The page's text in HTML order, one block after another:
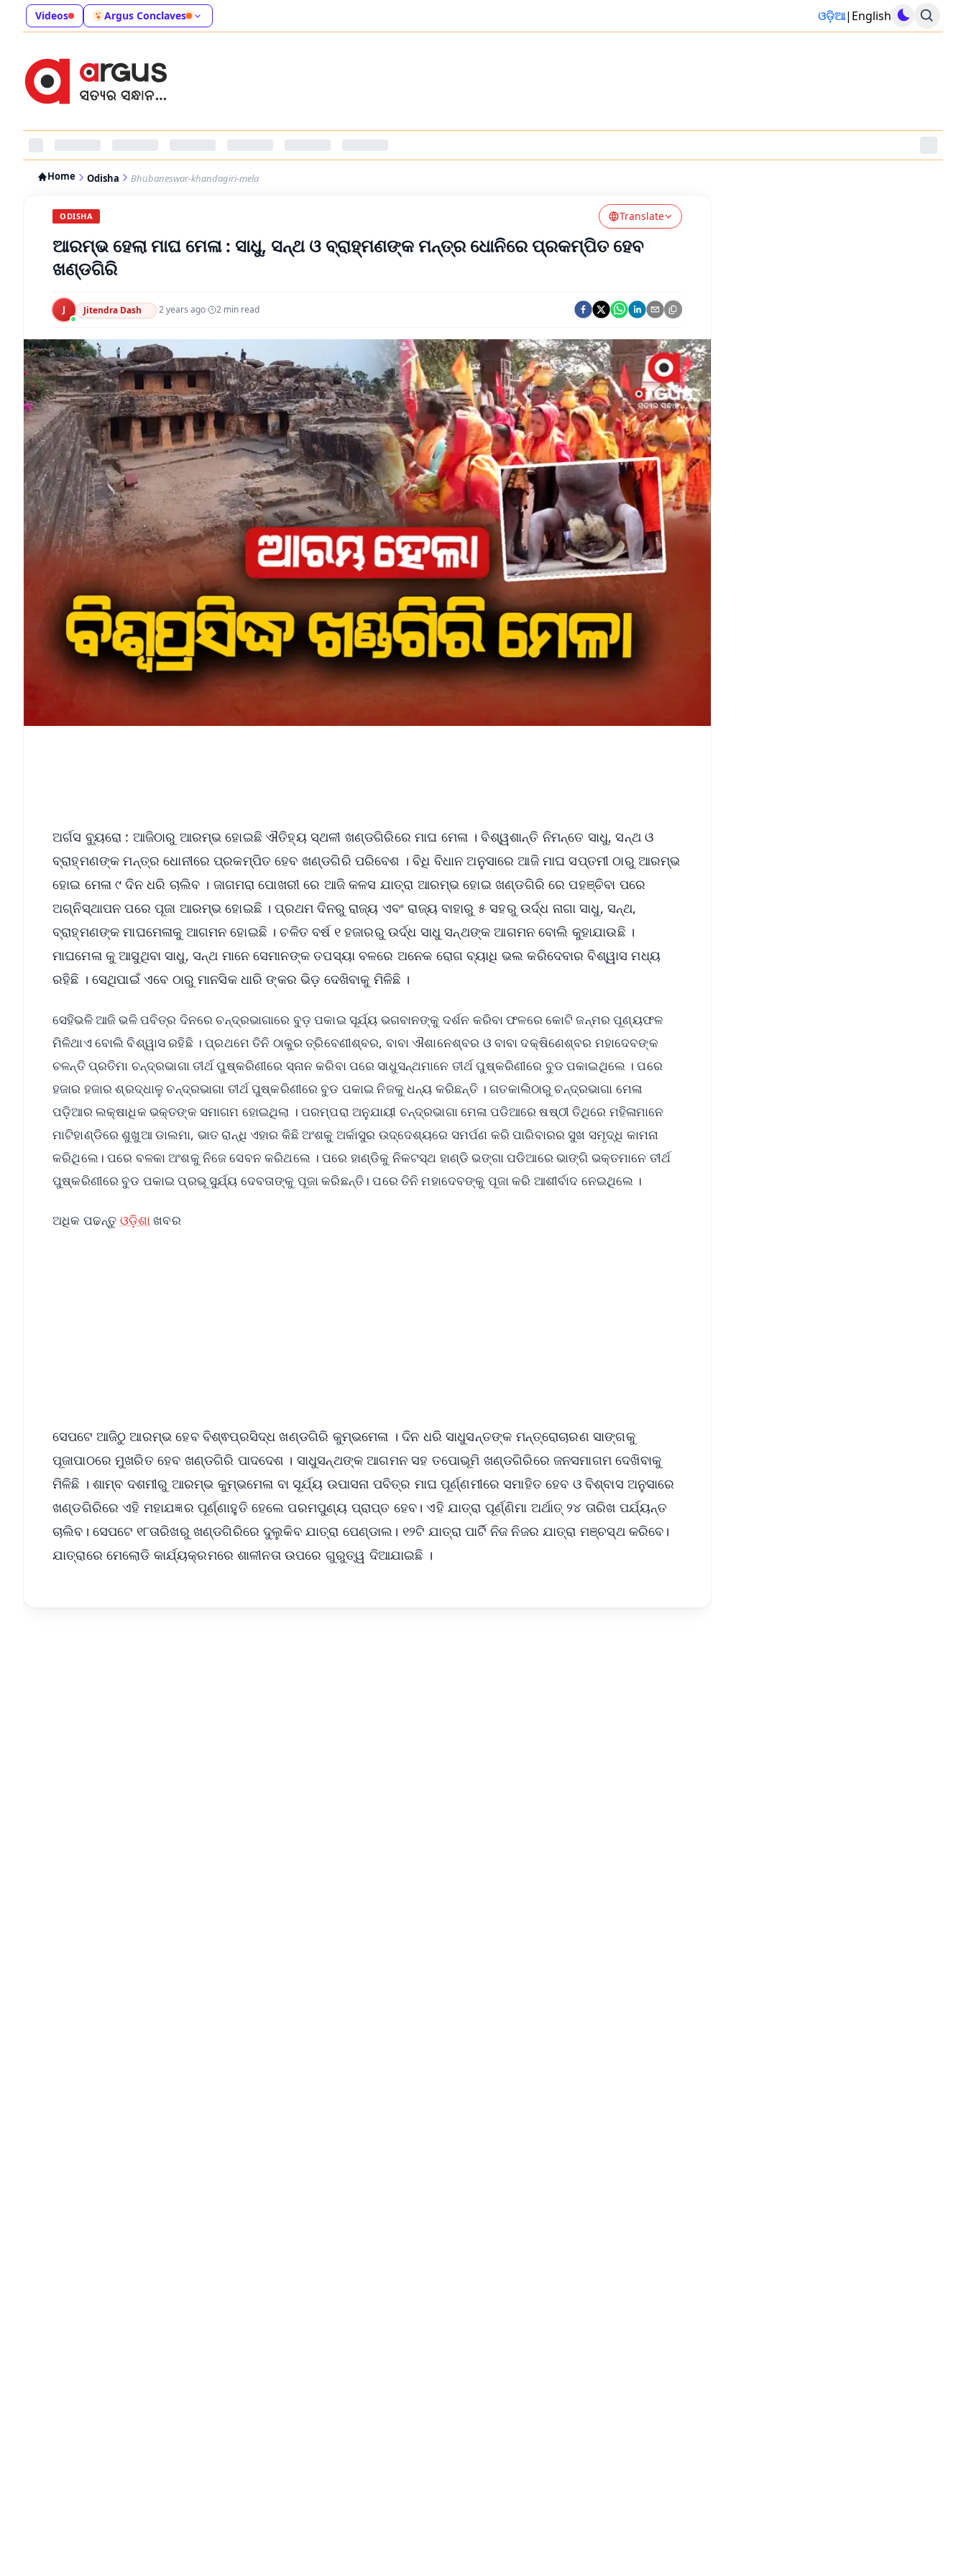
Videos Argus Conclaves ଓଡ଼ିଆ| English
Home Odisha Bhubaneswar-khandagiri-mela
ODISHA Translate
ଆରମ୍ଭ ହେଲା ମାଘ ମେଳା : ସାଧୁ, ସନ୍ଥ ଓ ବ୍ରାହ୍ମଣଙ୍କ ମନ୍ତ୍ର ଧୋନିରେ ପ୍ରକମ୍ପିତ ହେବ
ଖଣ୍ଡଗିରି
J Jitendra Dash ·2 years ago· 2 min read
ଅର୍ଗସ ବ୍ୟୁରୋ : ଆଜିଠାରୁ ଆରମ୍ଭ ହୋଇଛି ଐତିହ୍ୟ ସ୍ଥଳୀ ଖଣ୍ଡଗିରିରେ ମାଘ ମେଳା । ବିଶ୍ୱଶାନ୍ତି ନିମନ୍ତେ ସାଧୁ, ସନ୍ଥ ଓ
ବ୍ରାହ୍ମଣଙ୍କ ମନ୍ତ୍ର ଧୋନୀରେ ପ୍ରକମ୍ପିତ ହେବ ଖଣ୍ଡଗିରି ପରିବେଶ । ବିଧି ବିଧାନ ଅନୁସାରେ ଆଜି ମାଘ ସପ୍ତମୀ ଠାରୁ ଆରମ୍ଭ
ହୋଇ ମେଳା ୯ ଦିନ ଧରି ଚାଲିବ । ଜାଗମରା ପୋଖରୀ ରେ ଆଜି କଳସ ଯାତ୍ରା ଆରମ୍ଭ ହୋଇ ଖଣ୍ଡଗିରି ରେ ପହଞ୍ଚିବା ପରେ
ଅଗ୍ନିସ୍ଥାପନ ପରେ ପୂଜା ଆରମ୍ଭ ହୋଇଛି । ପ୍ରଥମ ଦିନରୁ ରାଜ୍ୟ ଏବଂ ରାଜ୍ୟ ବାହାରୁ ୫ ସହରୁ ଉର୍ଦ୍ଧ ନାଗା ସାଧୁ, ସନ୍ଥ,
ବ୍ରାହ୍ମଣଙ୍କ ମାଘମେଳାକୁ ଆଗମନ ହୋଇଛି । ଚଳିତ ବର୍ଷ ୧ ହଜାରରୁ ଉର୍ଦ୍ଧ ସାଧୁ ସନ୍ଥଙ୍କ ଆଗମନ ବୋଲି କୁହାଯାଉଛି ।
ମାଘମେଳା କୁ ଆସୁଥିବା ସାଧୁ, ସନ୍ଥ ମାନେ ସେମାନଙ୍କ ତପସ୍ୟା ବଳରେ ଅନେକ ରୋଗ ବ୍ୟାଧି ଭଲ କରିଦେବାର ବିଶ୍ୱାସ ମଧ୍ୟ
ରହିଛି । ସେଥିପାଇଁ ଏବେ ଠାରୁ ମାନସିକ ଧାରି ଙ୍କର ଭିଡ଼ ଦେଖିବାକୁ ମିଳିଛି ।
ସେହିଭଳି ଆଜି ଭଳି ପବିତ୍ର ଦିନରେ ଚନ୍ଦ୍ରଭାଗାରେ ବୁଡ଼ ପକାଇ ସୂର୍ଯ୍ୟ ଭଗବାନଙ୍କୁ ଦର୍ଶନ କରିବା ଫଳରେ କୋଟି ଜନ୍ମର ପୂଣ୍ୟଫଳ
ମିଳିଥାଏ ବୋଲି ବିଶ୍ୱାସ ରହିଛି । ପ୍ରଥମେ ତିନି ଠାକୁର ତ୍ରିବେଣୀଶ୍ବର, ବାବା ଐଶାନେଶ୍ବର ଓ ବାବା ଦକ୍ଷିଣେଶ୍ବର ମହାଦେବଙ୍କ
ଚଳନ୍ତି ପ୍ରତିମା ଚନ୍ଦ୍ରଭାଗା ତୀର୍ଥ ପୁଷ୍କରିଣୀରେ ସ୍ନାନ କରିବା ପରେ ସାଧୁସନ୍ଥମାନେ ତୀର୍ଥ ପୁଷ୍କରିଣୀରେ ବୁଡ ପକାଇଥିଲେ । ପରେ
ହଜାର ହଜାର ଶ୍ରଦ୍ଧାଳୁ ଚନ୍ଦ୍ରଭାଗା ତୀର୍ଥ ପୁଷ୍କରିଣୀରେ ବୁଡ ପକାଇ ନିଜକୁ ଧନ୍ୟ କରିଛନ୍ତି । ଗତକାଲିଠାରୁ ଚନ୍ଦ୍ରଭାଗା ମେଳା
ପଡ଼ିଆର ଲକ୍ଷାଧିକ ଭକ୍ତଙ୍କ ସମାଗମ ହୋଇଥିଲା । ପରମ୍ପରା ଅନୁଯାୟୀ ଚନ୍ଦ୍ରଭାଗା ମେଳା ପଡିଆରେ ଷଷ୍ଠୀ ତିଥିରେ ମହିଳାମାନେ
ମାଟିହାଣ୍ଡିରେ ଶୁଖୁଆ ଡାଲମା, ଭାତ ରାନ୍ଧି ଏହାର କିଛି ଅଂଶକୁ ଅର୍କାସୁର ଉଦ୍ଦେଶ୍ୟରେ ସମର୍ପଣ କରି ପାରିବାରର ସୁଖ ସମୃଦ୍ଧି କାମନା
କରିଥିଲେ। ପରେ ବଳକା ଅଂଶକୁ ନିଜେ ସେବନ କରିଥଲେ । ପରେ ହାଣ୍ଡିକୁ ନିକଟସ୍ଥ ହାଣ୍ଡି ଭଙ୍ଗା ପଡିଆରେ ଭାଙ୍ଗି ଭକ୍ତମାନେ ତୀର୍ଥ
ପୁଷ୍କରିଣୀରେ ବୁଡ ପକାଇ ପ୍ରଭୂ ସୁର୍ଯ୍ୟ ଦେବତାଙ୍କୁ ପୂଜା କରିଛନ୍ତି। ପରେ ତିନି ମହାଦେବଙ୍କୁ ପୂଜା କରି ଆଶୀର୍ବାଦ ନେଇଥିଲେ ।
ଅଧିକ ପଢନ୍ତୁ ଓଡ଼ିଶା ଖବର
ସେପଟେ ଆଜିଠୁ ଆରମ୍ଭ ହେବ ବିଶ୍ଵପ୍ରସିଦ୍ଧ ଖଣ୍ଡଗିରି କୁମ୍ଭମେଳା । ଦିନ ଧରି ସାଧୁସନ୍ତଙ୍କ ମନ୍ତ୍ରୋଚାରଣ ସାଙ୍ଗକୁ
ପୂଜାପାଠରେ ମୁଖରିତ ହେବ ଖଣ୍ଡଗିରି ପାଦଦେଶ । ସାଧୁସନ୍ଥଙ୍କ ଆଗମନ ସହ ତପୋଭୂମି ଖଣ୍ଡଗିରିରେ ଜନସମାଗମ ଦେଖିବାକୁ
ମିଳିଛି । ଶାମ୍ବ ଦଶମୀରୁ ଆରମ୍ଭ କୁମ୍ଭମେଳା ବା ସୂର୍ଯ୍ୟ ଉପାସନା ପବିତ୍ର ମାଘ ପୂର୍ଣ୍ଣମୀରେ ସମାହିତ ହେବ ଓ ବିଶ୍ବାସ ଅନୁସାରେ
ଖଣ୍ଡଗିରିରେ ଏହି ମହାଯଜ୍ଞର ପୂର୍ଣ୍ଣାହୁତି ହେଲେ ପରମପୁଣ୍ୟ ପ୍ରାପ୍ତ ହେବ। ଏହି ଯାତ୍ରା ପୂର୍ଣ୍ଣିମା ଅର୍ଥାତ୍ ୨୪ ତାରିଖ ପର୍ଯ୍ୟନ୍ତ
ଚାଲିବ। ସେପଟେ ୧୮ତାରିଖରୁ ଖଣ୍ଡଗିରିରେ ଦୁଲୁକିବ ଯାତ୍ରା ପେଣ୍ଡାଲ। ୧୨ଟି ଯାତ୍ରା ପାର୍ଟି ନିଜ ନିଜର ଯାତ୍ରା ମଞ୍ଚସ୍ଥ କରିବେ।
ଯାତ୍ରାରେ ମେଲୋଡି କାର୍ଯ୍ୟକ୍ରମରେ ଶାଳୀନତା ଉପରେ ଗୁରୁତ୍ୱ ଦିଆଯାଇଛି ।